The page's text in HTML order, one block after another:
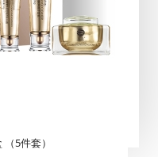
5件套）